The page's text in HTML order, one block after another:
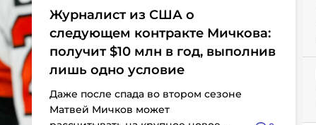
Журналист из США о
следующем контракте Мичкова:
получит $10 млн в год, выполнив
лишь одно условие
Даже после спада во втором сезоне
Матвей Мичков может